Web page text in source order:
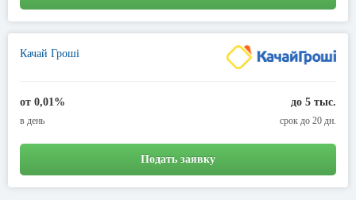
Качай Гроші
от 0,01%
в день
до 5 тыс.
срок до 20 дн.
Подать заявку